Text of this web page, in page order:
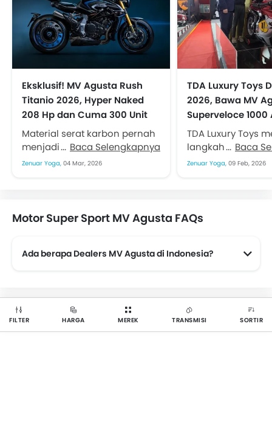
Eksklusif! MV Agusta Rush
Titanio 2026, Hyper Naked
208 Hp dan Cuma 300 Unit
Material serat karbon pernah
menjadi simbol kemewahan
dan performa di dunia
Baca Selengkapnya
Zenuar Yoga, 04 Mar, 2026
TDA Luxury Toys
2026, Bawa MV
Superveloce 1000
TDA Luxury Toys
langkah penting
International
Baca
Zenuar Yoga, 09 Feb, 2026
Motor Super Sport MV Agusta FAQs
Ada berapa Dealers MV Agusta di Indonesia?
FILTER HARGA MEREK TRANSMISI SORTIR